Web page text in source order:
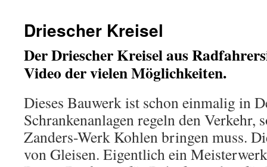
Driescher Kreisel
Der Driescher Kreisel aus
Video der vielen Möglichkeiten.
Dieses Bauwerk ist schon einmalig in
Schrankenanlagen regeln den Verkehr,
Zanders-Werk Kohlen bringen muss.
von Gleisen. Eigentlich ein